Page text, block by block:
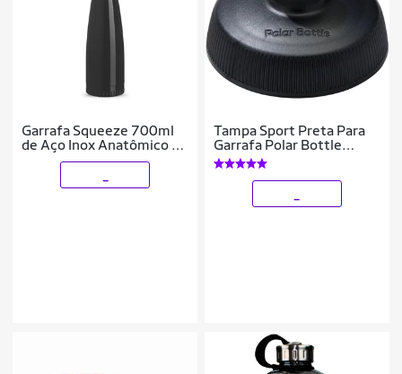
Garrafa Squeeze 700ml
de Aço Inox Anatômico C/
Tampa Metal
Tampa Sport Preta Para
Garrafa Polar Bottle
Caramanhola